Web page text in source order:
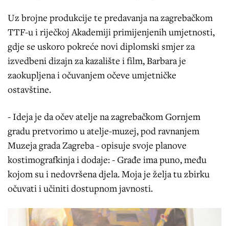
Uz brojne produkcije te predavanja na zagrebačkom
TTF-u i riječkoj Akademiji primijenjenih umjetnosti,
gdje se uskoro pokreće novi diplomski smjer za
izvedbeni dizajn za kazalište i film, Barbara je
zaokupljena i očuvanjem očeve umjetničke
ostavštine.
- Ideja je da očev atelje na zagrebačkom Gornjem
gradu pretvorimo u atelje-muzej, pod ravnanjem
Muzeja grada Zagreba - opisuje svoje planove
kostimografkinja i dodaje: - Građe ima puno, među
kojom su i nedovršena djela. Moja je želja tu zbirku
očuvati i učiniti dostupnom javnosti.